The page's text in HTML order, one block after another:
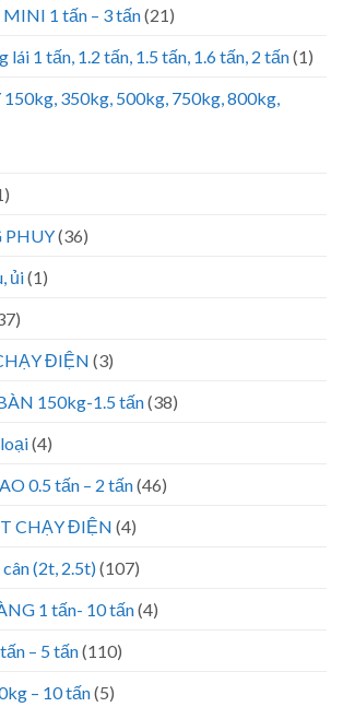
1 tấn – 3 tấn(21)
lái 1 tấn, 1.2 tấn, 1.5 tấn, 1.6 tấn, 2 tấn(1)
350kg, 500kg, 750kg, 800kg,
PHUY(36)
ủi(1)
ĐIỆN (3)
150kg-1.5 tấn(38)
(4)
0.5 tấn – 2 tấn(46)
CHẠY ĐIỆN (4)
cân (2t, 2.5t)(107)
1 tấn- 10 tấn(4)
– 5 tấn(110)
– 10 tấn(5)